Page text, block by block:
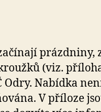
prázdniny,
(viz.
Odry. Nabídka
V příloze